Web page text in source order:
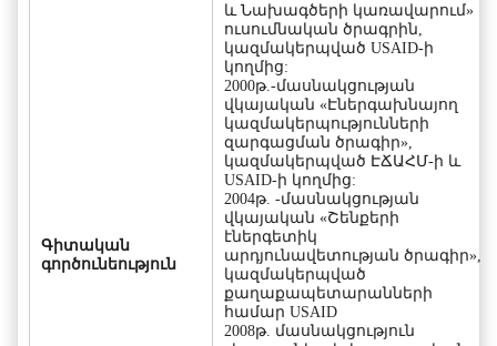
Գիտական
գործունեություն
և Նախագծերի կառավարում»
ուսումնական ծրագրին,
կազմակերպված USAID-ի
կողմից:
2000թ.-մասնակցության
վկայական «Էներգախնայող
կազմակերպությունների
զարգացման ծրագիր»,
կազմակերպված ԷՃԱՀՄ-ի և
USAID-ի կողմից:
2004թ. -մասնակցության
վկայական «Շենքերի
էներգետիկ
արդյունավետության ծրագիր»,
կազմակերպված
քաղաքապետարանների
համար USAID
2008թ. մասնակցություն